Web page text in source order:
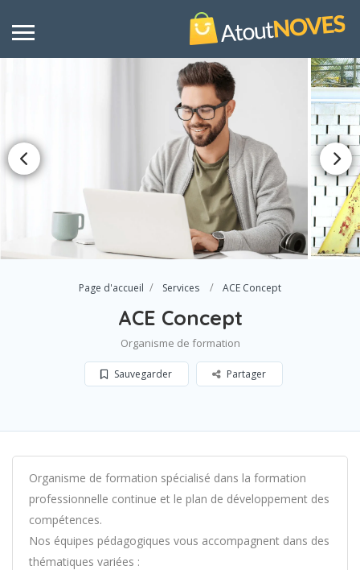
Page d'accueil Services ACE Concept
ACE Concept
Organisme de formation
Sauvegarder Partager
Organisme de formation spécialisé dans la formation
professionnelle continue et le plan de développement des
compétences.
Nos équipes pédagogiques vous accompagnent dans des
thématiques variées :